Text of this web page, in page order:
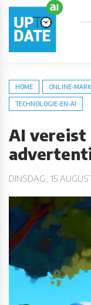
HOME ONLINE-
TECHNOLOGIE-EN-AI
AI vereist
DINSDAG, 15